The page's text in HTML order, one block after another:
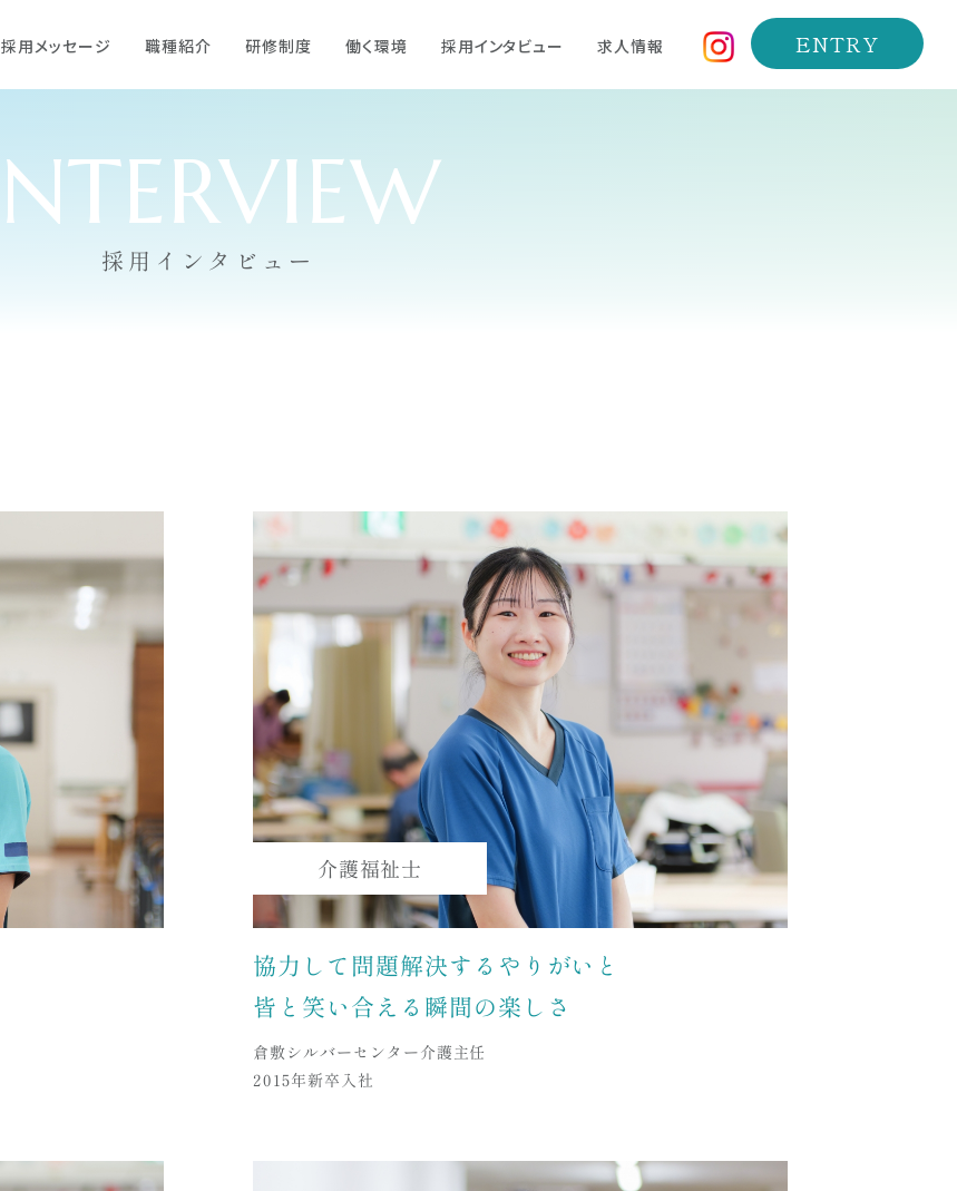
採用メッセージ 職種紹介 研修制度 働く環境 採用インタビュー 求人情報 ENTRY
採用インタビュー
介護福祉士
協力して問題解決するやりがいと
皆と笑い合える瞬間の楽しさ
倉敷シルバーセンター介護主任
2015年新卒入社